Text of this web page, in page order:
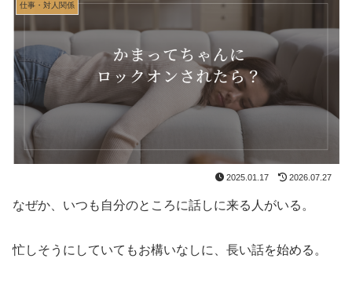
仕事・対人関係
2025.01.17 2026.07.27
なぜか、いつも自分のところに話しに来る人がいる。
忙しそうにしていてもお構いなしに、長い話を始める。